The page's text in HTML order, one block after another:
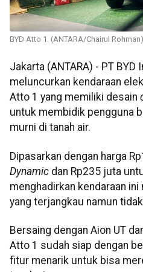
BYD Atto 1. (ANTARA/Chairul Rohman)
Jakarta (ANTARA) - PT
meluncurkan kendaraan
Atto 1 yang memiliki desain
untuk membidik pengguna
murni di tanah air.
Dipasarkan dengan harga
Dynamic dan Rp235 juta
menghadirkan kendaraan
yang terjangkau namun
Bersaing dengan Aion UT
Atto 1 sudah siap dengan
fitur menarik untuk bisa